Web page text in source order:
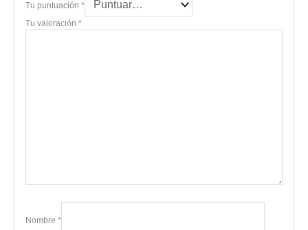
Tu puntuación *
Tu valoración *
Nombre *